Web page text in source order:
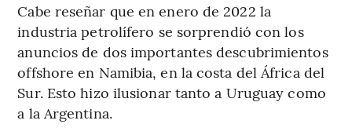
Cabe reseñar que en enero de 2022 la
industria petrolífero se sorprendió con los
anuncios de dos importantes descubrimientos
offshore en Namibia, en la costa del África del
Sur. Esto hizo ilusionar tanto a Uruguay como
a la Argentina.